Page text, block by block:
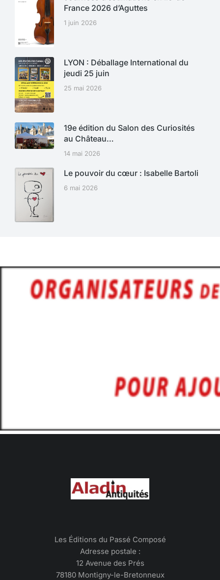
France 2026 d’Aguttes
1 juin 2026
LYON : Déballage International du
jeudi 25 juin
25 mai 2026
19e édition du Salon des Curiosités
au Château…
14 mai 2026
Le pouvoir du cœur : Isabelle Bartoli
6 mai 2026
Les Éditions du Passé Composé
Adresse postale :
12 Avenue des Prés
78180 Montigny-le-Bretonneux